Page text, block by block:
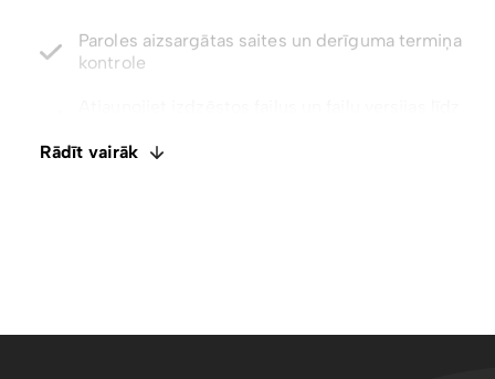
Rādīt vairāk
Atjaunojiet izdzēstos failus un failu versijas līdz
ietagošana